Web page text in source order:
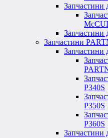
Запчастини
Запчастини
Запчастини
Запчастини
P340S
P350S
P360S
Запчастини